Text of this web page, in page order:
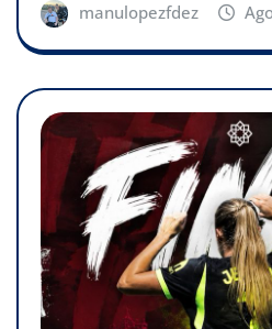
manulopezfdez